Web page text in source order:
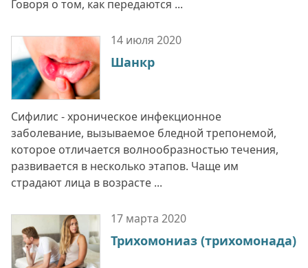
Говоря о том, как передаются ...
14 июля 2020
Шанкр
Сифилис - хроническое инфекционное
заболевание, вызываемое бледной трепонемой,
которое отличается волнообразностью течения,
развивается в несколько этапов. Чаще им
страдают лица в возрасте ...
17 марта 2020
Трихомониаз (трихомонада)